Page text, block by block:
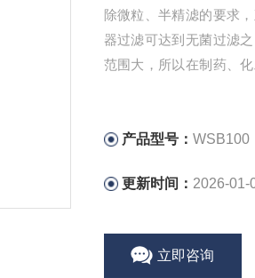
除微粒、半精滤的要求
器过滤可达到无菌过滤
范围大，所以在制药、
产品型号： WSB100
更新时间： 2026-01-
立即咨询